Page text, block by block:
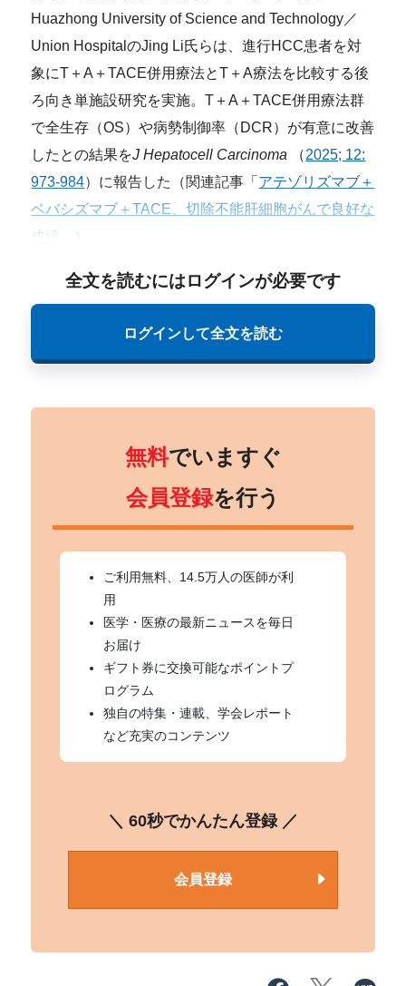
Huazhong University of Science and Technology／
Union HospitalのJing Li氏らは、進行HCC患者を対
象にT＋A＋TACE併用療法とT＋A療法を比較する後
ろ向き単施設研究を実施。T＋A＋TACE併用療法群
で全生存（OS）や病勢制御率（DCR）が有意に改善
したとの結果をJ Hepatocell Carcinoma （2025; 12:
973-984）に報告した（関連記事「 アテゾリズマブ＋
ベバシズマブ＋TACE、切除不能肝細胞がんで良好な
成績
全文を読むにはログインが必要です
ログインして全文を読む
無料でいますぐ
会員登録を行う
ご利用無料、14.5万人の医師が利
用
医学・医療の最新ニュースを毎日
お届け
ギフト券に交換可能なポイントプ
ログラム
独自の特集・連載、学会レポート
など充実のコンテンツ
＼ 60秒でかんたん登録 ／
会員登録